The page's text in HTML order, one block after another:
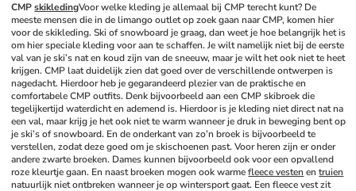
CMP skikledingVoor welke kleding je allemaal bij CMP terecht kunt? De
meeste mensen die in de limango outlet op zoek gaan naar CMP, komen hier
voor de skikleding. Ski of snowboard je graag, dan weet je hoe belangrijk het is
om hier speciale kleding voor aan te schaffen. Je wilt namelijk niet bij de eerste
val van je ski’s nat en koud zijn van de sneeuw, maar je wilt het ook niet te heet
krijgen. CMP laat duidelijk zien dat goed over de verschillende ontwerpen is
nagedacht. Hierdoor heb je gegarandeerd plezier van de praktische en
comfortabele CMP outfits. Denk bijvoorbeeld aan een CMP skibroek die
tegelijkertijd waterdicht en ademend is. Hierdoor is je kleding niet direct nat na
een val, maar krijg je het ook niet te warm wanneer je druk in beweging bent op
je ski’s of snowboard. En de onderkant van zo’n broek is bijvoorbeeld te
verstellen, zodat deze goed om je skischoenen past. Voor heren zijn er onder
andere zwarte broeken. Dames kunnen bijvoorbeeld ook voor een opvallend
roze kleurtje gaan. En naast broeken mogen ook warme fleece vesten en truien
natuurlijk niet ontbreken wanneer je op wintersport gaat. Een fleece vest zit